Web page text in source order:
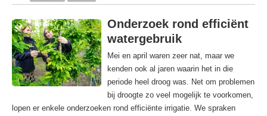
Onderzoek rond efficiënt
watergebruik
Mei en april waren zeer nat, maar we
kenden ook al jaren waarin het in die
periode heel droog was. Net om problemen
bij droogte zo veel mogelijk te voorkomen,
lopen er enkele onderzoeken rond efficiënte irrigatie. We spraken